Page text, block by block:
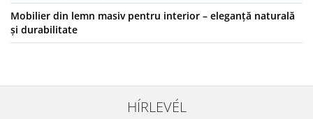
Mobilier din lemn masiv pentru interior – eleganță naturală
și durabilitate
HÍRLEVÉL